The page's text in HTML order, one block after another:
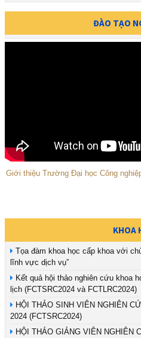
ĐÀO TẠO
Giới thiệu Trường Đại học Công
KHOA
Tọa đàm khoa học cấp khoa với
lĩnh vực dịch vụ”
Kết quả hội thảo nghiên cứu khoa
lịch (FCTSRC2024 và FCTLRC2024)
HỘI THẢO SINH VIÊN NGHIÊN
2024 (FCTSRC2024)
HỘI THẢO GIẢNG VIÊN NGHIÊN